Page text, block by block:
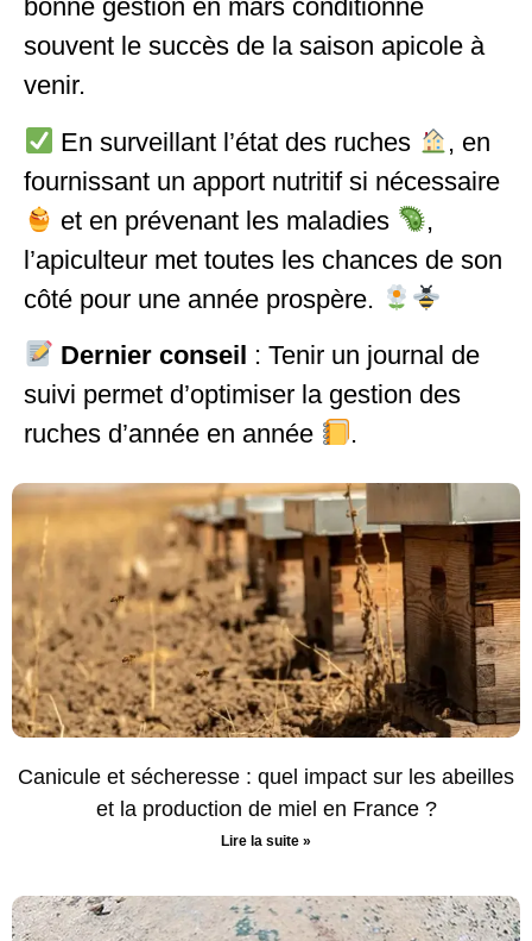
bonne gestion en mars conditionne
souvent le succès de la saison apicole à
venir.
En surveillant l’état des ruches
, en
fournissant un apport nutritif si nécessaire
et en prévenant les maladies
,
l’apiculteur met toutes les chances de son
côté pour une année prospère.
Dernier conseil : Tenir un journal de
suivi permet d’optimiser la gestion des
ruches d’année en année
.
Canicule et sécheresse : quel impact sur les abeilles
et la production de miel en France ?
Lire la suite »